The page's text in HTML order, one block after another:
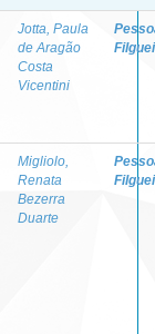
Jotta, Paula
de Aragão
Costa
Vicentini
Migliolo,
Renata
Bezerra
Duarte